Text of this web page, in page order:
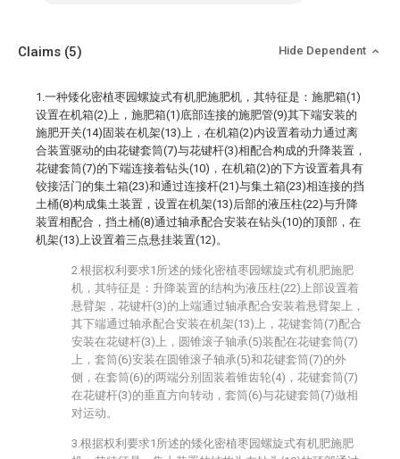
Claims (5) Hide Dependent
1.一种矮化密植枣园螺旋式有机肥施肥机，其特征是：施肥箱(1)
设置在机箱(2)上，施肥箱(1)底部连接的施肥管(9)其下端安装的
施肥开关(14)固装在机架(13)上，在机箱(2)内设置着动力通过离
合装置驱动的由花键套筒(7)与花键杆(3)相配合构成的升降装置，
花键套筒(7)的下端连接着钻头(10)，在机箱(2)的下方设置着具有
铰接活门的集土箱(23)和通过连接杆(21)与集土箱(23)相连接的挡
土桶(8)构成集土装置，设置在机架(13)后部的液压柱(22)与升降
装置相配合，挡土桶(8)通过轴承配合安装在钻头(10)的顶部，在
机架(13)上设置着三点悬挂装置(12)。
2.根据权利要求1所述的矮化密植枣园螺旋式有机肥施肥
机，其特征是：升降装置的结构为液压柱(22)上部设置着
悬臂架，花键杆(3)的上端通过轴承配合安装着悬臂架上，
其下端通过轴承配合安装在机架(13)上，花键套筒(7)配合
安装在花键杆(3)上，圆锥滚子轴承(5)装配在花键套筒(7)
上，套筒(6)安装在圆锥滚子轴承(5)和花键套筒(7)的外
侧，在套筒(6)的两端分别固装着锥齿轮(4)，花键套筒(7)
在花键杆(3)的垂直方向转动，套筒(6)与花键套筒(7)做相
对运动。
3.根据权利要求1所述的矮化密植枣园螺旋式有机肥施肥